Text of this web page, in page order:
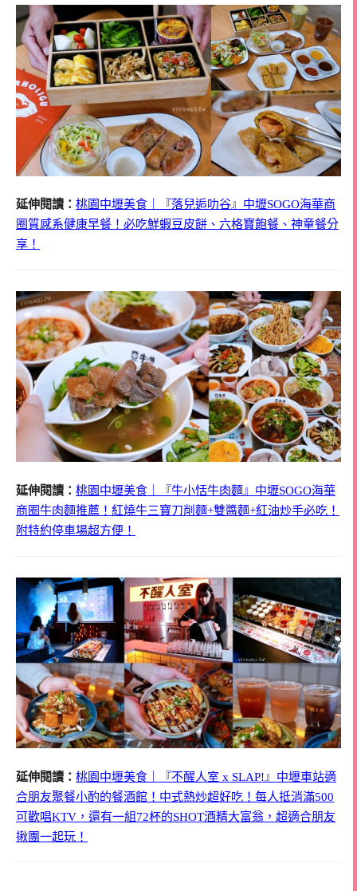
延伸閱讀： 桃園中壢美食｜『落兒逅叻谷』中壢SOGO海華商
圈質感系健康早餐！必吃鮮蝦豆皮餅、六格寶飽餐、神童餐分
享！
延伸閱讀： 桃園中壢美食｜『牛小恬牛肉麵』中壢SOGO海華
商圈牛肉麵推薦！紅燒牛三寶刀削麵+雙醬麵+紅油炒手必吃！
附特約停車場超方便！
延伸閱讀： 桃園中壢美食｜『不醒人室 x SLAP!』中壢車站適
合朋友聚餐小酌的餐酒館！中式熱炒超好吃！每人抵消滿500
可歡唱KTV，還有一組72杯的SHOT酒精大富翁，超適合朋友
揪團一起玩！